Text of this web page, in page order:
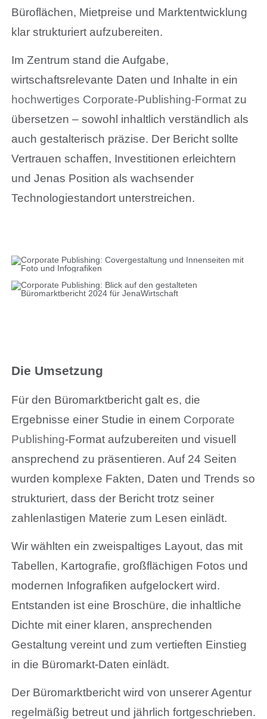
Büroflächen, Mietpreise und Marktentwicklung
klar strukturiert aufzubereiten.
Im Zentrum stand die Aufgabe,
wirtschaftsrelevante Daten und Inhalte in ein
hochwertiges Corporate-Publishing-Formatzu
übersetzen – sowohl inhaltlich verständlich als
auch gestalterisch präzise. Der Bericht sollte
Vertrauen schaffen, Investitionen erleichtern
und Jenas Position als wachsender
Technologiestandort unterstreichen.
Die Umsetzung
Für den Büromarktbericht galt es, die
Ergebnisse einer Studie in einem Corporate
Publishing-Format aufzubereiten und visuell
ansprechend zu präsentieren. Auf 24 Seiten
wurden komplexe Fakten, Daten und Trends so
strukturiert, dass der Bericht trotz seiner
zahlenlastigen Materie zum Lesen einlädt.
Wir wählten ein zweispaltiges Layout, das mit
Tabellen, Kartografie, großflächigen Fotos und
modernen Infografiken aufgelockert wird.
Entstanden ist eine Broschüre, die inhaltliche
Dichte mit einer klaren, ansprechenden
Gestaltung vereint und zum vertieften Einstieg
in die Büromarkt-Daten einlädt.
Der Büromarktbericht wird von unserer Agentur
regelmäßig betreut und jährlich fortgeschrieben.